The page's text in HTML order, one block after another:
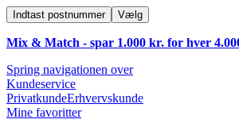
Indtast postnummer Vælg
Mix & Match - spar 1.000 kr. for hver
Spring navigationen over
Kundeservice
PrivatkundeErhvervskunde
Mine favoritter